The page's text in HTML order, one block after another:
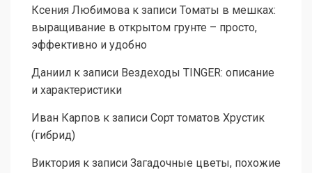
Ксения Любимова к записи Томаты в мешках:
выращивание в открытом грунте – просто,
эффективно и удобно
Даниил к записи Вездеходы TINGER: описание
и характеристики
Иван Карпов к записи Сорт томатов Хрустик
(гибрид)
Виктория к записи Загадочные цветы, похожие